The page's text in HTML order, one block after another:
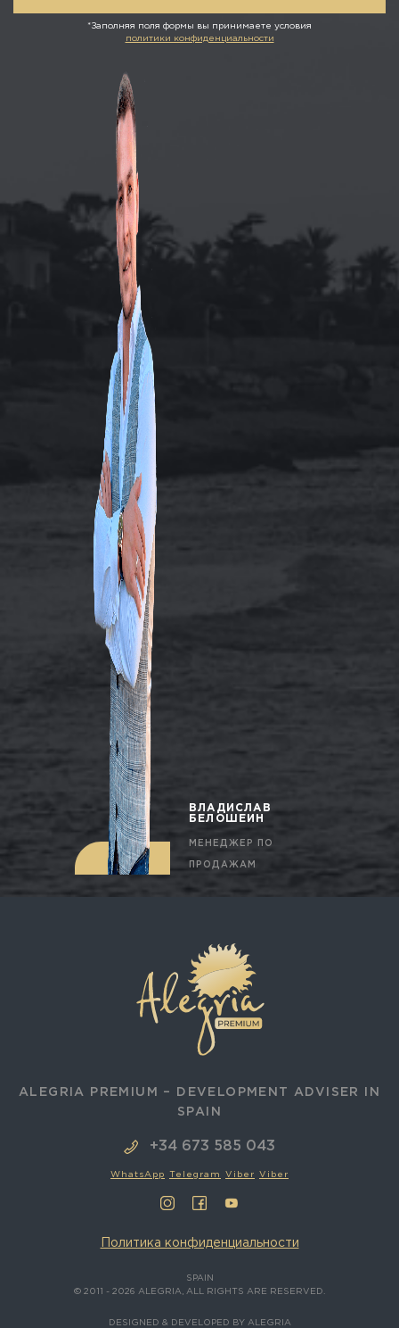
*Заполняя поля формы вы принимаете условия
политики конфиденциальности
ВЛАДИСЛАВ
БЕЛОШЕИН
МЕНЕДЖЕР ПО
ПРОДАЖАМ
ALEGRIA PREMIUM – DEVELOPMENT ADVISER IN
SPAIN
+34 673 585 043
WhatsApp Telegram Viber Viber
Политика конфиденциальности
SPAIN
© 2011 - 2026 ALEGRIA, ALL RIGHTS ARE RESERVED.
DESIGNED & DEVELOPED BY ALEGRIA